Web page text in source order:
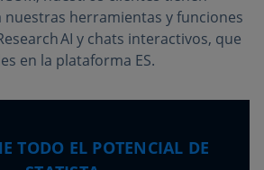
nuestras herramientas y funciones
AI y chats interactivos, que
en la plataforma ES.
TODO EL POTENCIAL DE